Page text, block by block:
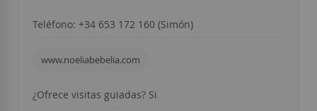
Teléfono: +34 653 172 160 (Simón)
www.noeliabebelia.com
¿Ofrece visitas guiadas? Si